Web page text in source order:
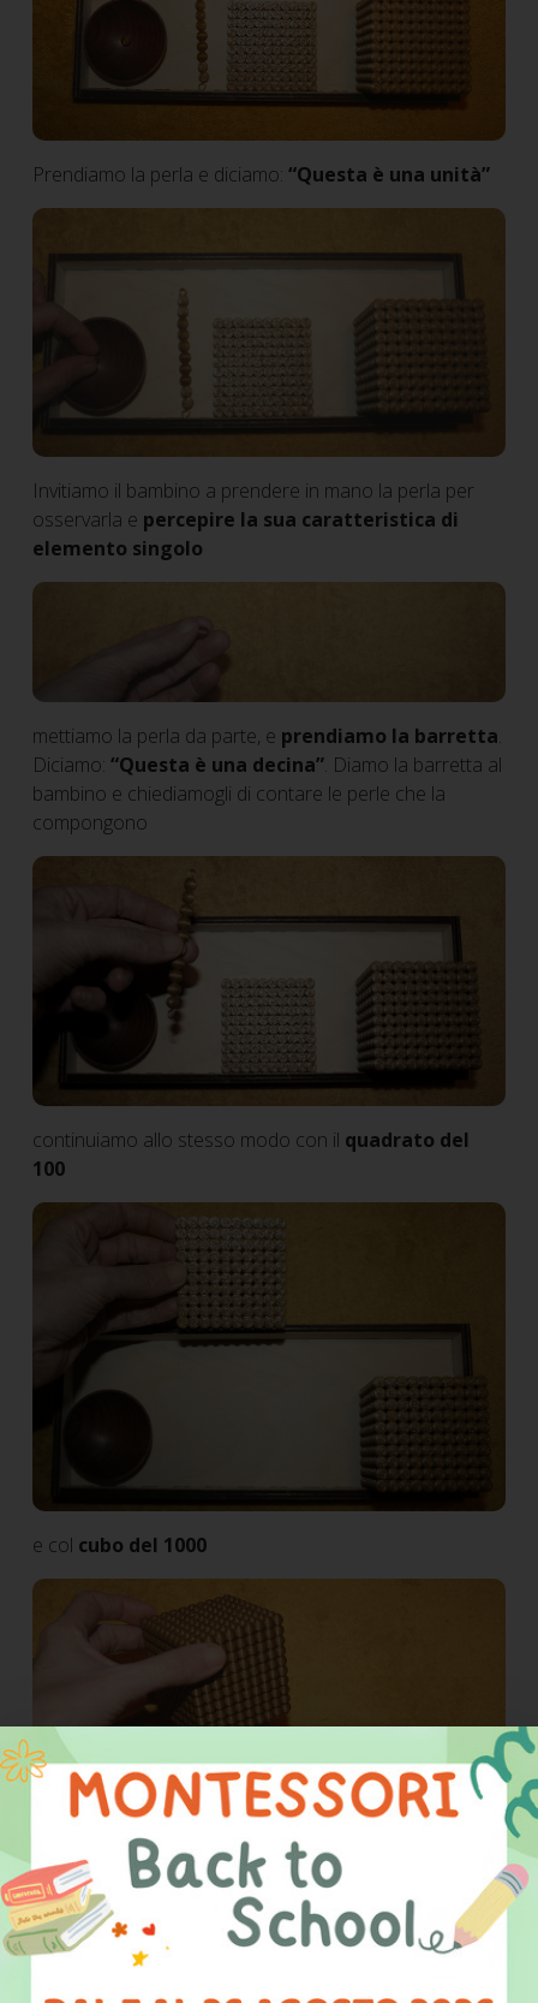
Prendiamo la perla e diciamo: “Questa è una unità”
Invitiamo il bambino a prendere in mano la perla per
osservarla e percepire la sua caratteristica di
elemento singolo
mettiamo la perla da parte, e prendiamo la barretta.
Diciamo: “Questa è una decina”. Diamo la barretta al
bambino e chiediamogli di contare le perle che la
compongono
continuiamo allo stesso modo con il quadrato del
100
e col cubo del 1000
al termine rimettiamo il
vassoio